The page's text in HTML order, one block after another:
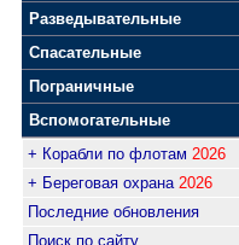
Разведывательные
Спасательные
Пограничные
Вспомогательные
+ Корабли по флотам 2026
+ Береговая охрана 2026
Последние обновления
Поиск по сайту